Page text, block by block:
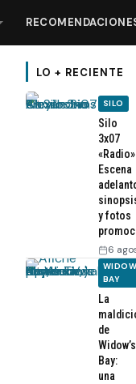
LO + RECIENTE
SILO
Silo
3x07
Escena
y fotos
6
BAY
La
de
Widow’s
Bay:
una